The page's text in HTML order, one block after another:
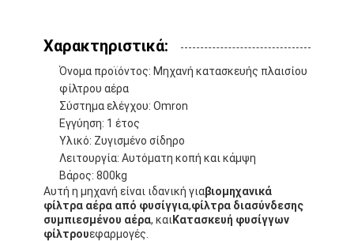
Χαρακτηριστικά:
Όνομα προϊόντος: Μηχανή κατασκευής πλαισίου
φίλτρου αέρα
Σύστημα ελέγχου: Omron
Εγγύηση: 1 έτος
Υλικό: Ζυγισμένο σίδηρο
Λειτουργία: Αυτόματη κοπή και κάμψη
Βάρος: 800kg
Αυτή η μηχανή είναι ιδανική γιαβιομηχανικά
φίλτρα αέρα από φυσίγγια,φίλτρα διασύνδεσης
συμπιεσμένου αέρα, και Κατασκευή φυσίγγων
φίλτρουεφαρμογές.